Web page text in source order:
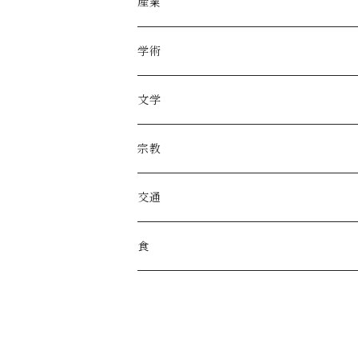
学術
文学
宗教
交通
食